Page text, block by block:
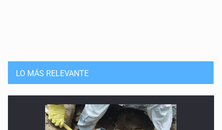
Pedagogía teológica y maniquea
25 de Abril de 2026
Desaparición del Estado
18 de Abril de 2026
LO MÁS RELEVANTE